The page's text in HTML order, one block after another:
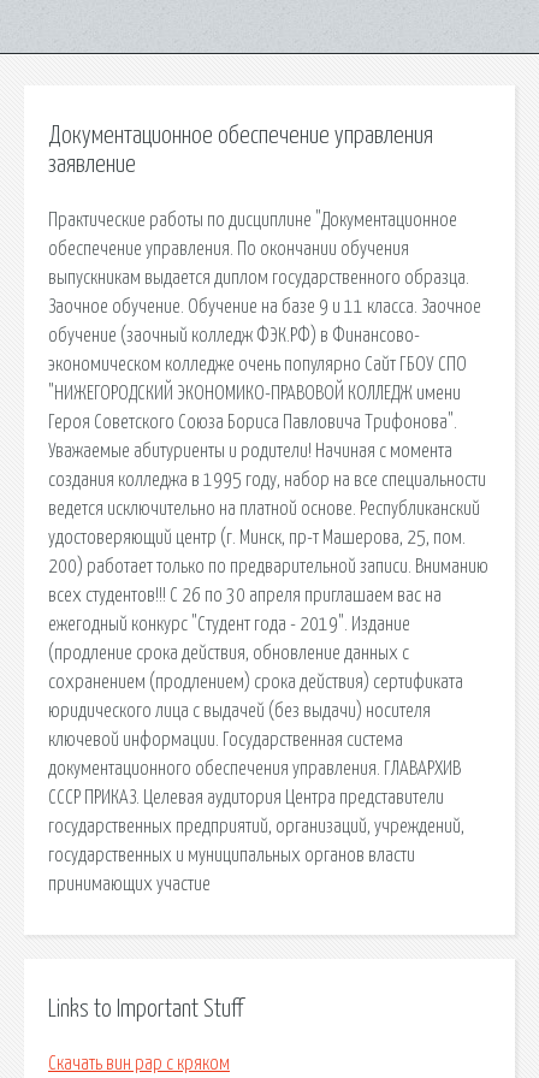
Документационное обеспечение управления
заявление
Практические работы по дисциплине "Документационное
обеспечение управления. По окончании обучения
выпускникам выдается диплом государственного образца.
Заочное обучение. Обучение на базе 9 и 11 класса. Заочное
обучение (заочный колледж ФЭК.РФ) в Финансово-
экономическом колледже очень популярно Сайт ГБОУ СПО
"НИЖЕГОРОДСКИЙ ЭКОНОМИКО-ПРАВОВОЙ КОЛЛЕДЖ имени
Героя Советского Союза Бориса Павловича Трифонова".
Уважаемые абитуриенты и родители! Начиная с момента
создания колледжа в 1995 году, набор на все специальности
ведется исключительно на платной основе. Республиканский
удостоверяющий центр (г. Минск, пр-т Машерова, 25, пом.
200) работает только по предварительной записи. Вниманию
всех студентов!!! С 26 по 30 апреля приглашаем вас на
ежегодный конкурс "Студент года - 2019". Издание
(продление срока действия, обновление данных с
сохранением (продлением) срока действия) сертификата
юридического лица с выдачей (без выдачи) носителя
ключевой информации. Государственная система
документационного обеспечения управления. ГЛАВАРХИВ
СССР ПРИКАЗ. Целевая аудитория Центра представители
государственных предприятий, организаций, учреждений,
государственных и муниципальных органов власти
принимающих участие
Links to Important Stuff
Скачать вин рар с кряком